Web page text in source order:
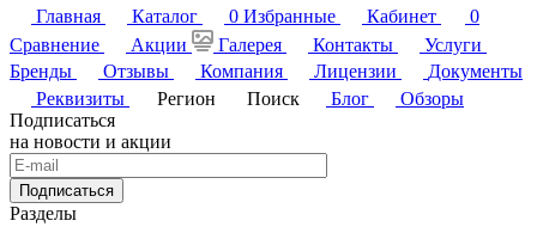
Главная
Каталог 0 Избранные Кабинет
0
Сравнение
Акции Галерея Контакты
Услуги
Бренды
Отзывы Компания Лицензии
Документы
Реквизиты
Регион Поиск Блог
Обзоры
Подписаться
на новости и акции
Подписаться
Разделы